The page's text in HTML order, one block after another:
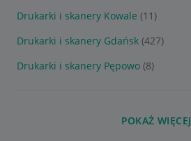
Drukarki i skanery Kowale (11)
Drukarki i skanery Gdańsk (427)
Drukarki i skanery Pępowo (8)
POKAŻ WIĘCEJ